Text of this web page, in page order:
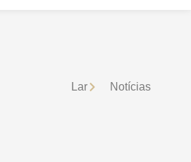
Lar Notícias